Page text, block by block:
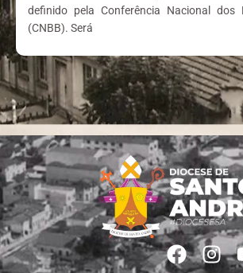
definido pela Conferência Nacional dos
(CNBB). Será